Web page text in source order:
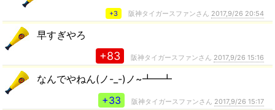
+3 阪神タイガースファンさん 2017,9/26 20:54
早すぎやろ
+83 阪神タイガースファンさん 2017,9/26 15:16
なんでやねん(ノ-_-)ノ~┻━┻
+33
阪神タイガースファンさん 2017,9/26 15:17